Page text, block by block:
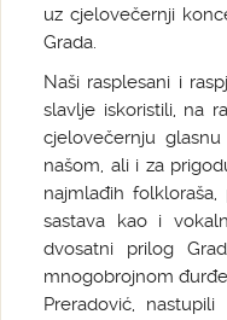
uz cjelovečernji
Grada.
Naši rasplesani i
slavlje iskoristili, na
cjelovečernju
našom, ali i za
najmlađih
sastava kao i
dvosatni prilog
mnogobrojnom
Preradović,